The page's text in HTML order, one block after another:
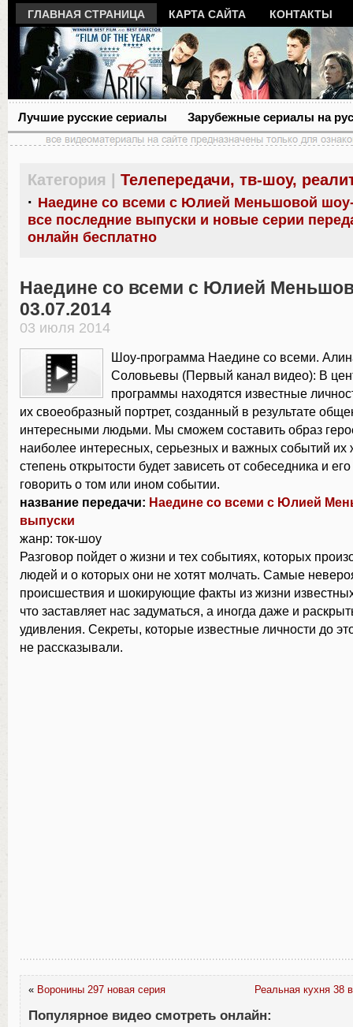
ГЛАВНАЯ СТРАНИЦА КАРТА САЙТА КОНТАКТЫ
Лучшие русские сериалы Зарубежные сериалы на
Категория |
Телепередачи, тв-шоу,
· Наедине со всеми с Юлией Меньшовой
все последние выпуски и новые серии
онлайн бесплатно
Наедине со всеми с Юлией
03.07.2014
03 июля 2014
Шоу-программа Наедине со всеми.
Соловьевы (Первый канал видео): В
программы находятся известные
их своеобразный портрет, созданный в результате
интересными людьми. Мы сможем составить образ
наиболее интересных, серьезных и важных событий их
степень открытости будет зависеть от собеседника и
говорить о том или ином событии.
название передачи: Наедине со всеми с Юлией
выпуски
жанр: ток-шоу
Разговор пойдет о жизни и тех событиях, которых
людей и о которых они не хотят молчать. Самые
происшествия и шокирующие факты из жизни
что заставляет нас задуматься, а иногда даже и
удивления. Секреты, которые известные личности до
не рассказывали.
« Воронины 297 новая серия Реальная кухня 38
Популярное видео смотреть онлайн: